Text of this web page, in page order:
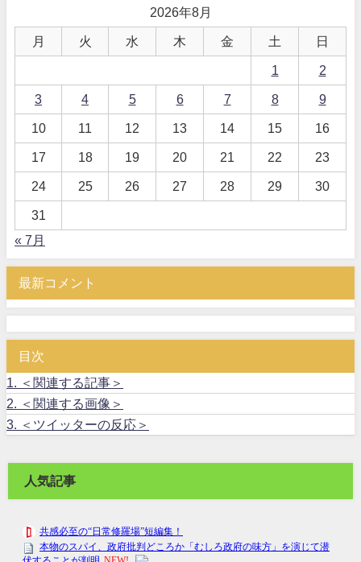
2026年8月
月 火 水 木 金 土 日
1 2
3 4 5 6 7 8 9
10 11 12 13 14 15 16
17 18 19 20 21 22 23
24 25 26 27 28 29 30
31
« 7月
最新コメント
目次
1.
＜関連する記事＞
2.
＜関連する画像＞
3.
＜ツイッターの反応＞
人気記事